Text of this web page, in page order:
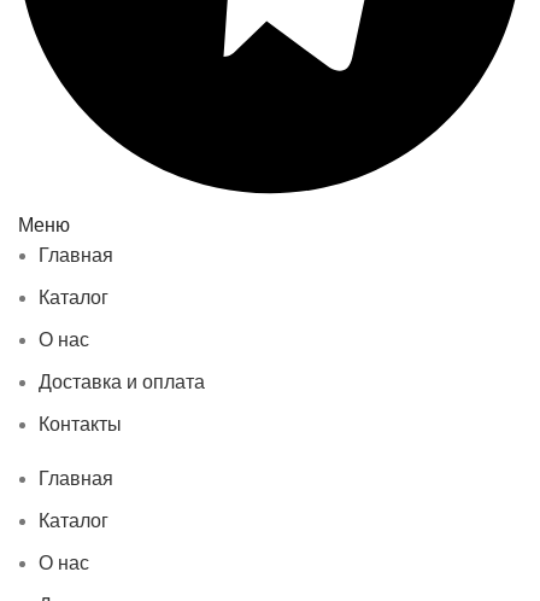
Меню
Главная
Каталог
О нас
Доставка и оплата
Контакты
Главная
Каталог
О нас